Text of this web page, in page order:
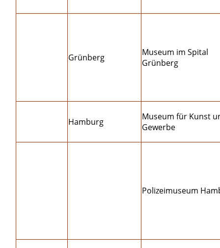
Grünberg
Museum im Spital
Grünberg
Hamburg
Museum für Kunst
Gewerbe
Polizeimuseum